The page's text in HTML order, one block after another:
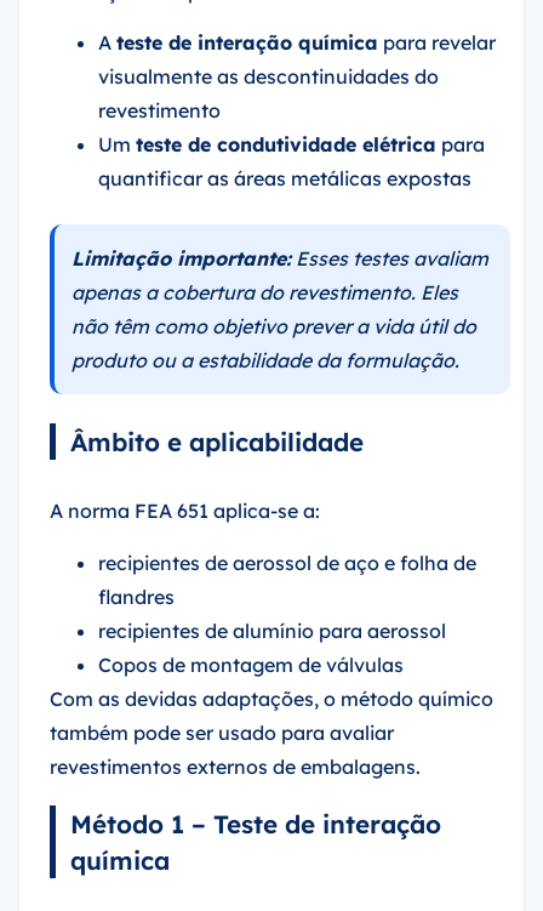
A teste de interação química para revelar
visualmente as descontinuidades do
revestimento
Um teste de condutividade elétrica para
quantificar as áreas metálicas expostas
Limitação importante:Esses testes avaliam
apenas a cobertura do revestimento. Eles
não têm como objetivo prever a vida útil do
produto ou a estabilidade da formulação.
Âmbito e aplicabilidade
A norma FEA 651 aplica-se a:
recipientes de aerossol de aço e folha de
flandres
recipientes de alumínio para aerossol
Copos de montagem de válvulas
Com as devidas adaptações, o método químico
também pode ser usado para avaliar
revestimentos externos de embalagens.
Método 1 – Teste de interação
química